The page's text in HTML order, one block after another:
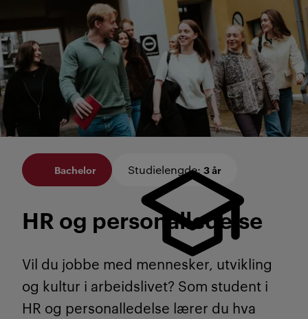
Bachelor Studielengde: 3 år
HR og personal­ledelse
Vil du jobbe med mennesker, utvikling
og kultur i arbeidslivet? Som student i
HR og personalledelse lærer du hva